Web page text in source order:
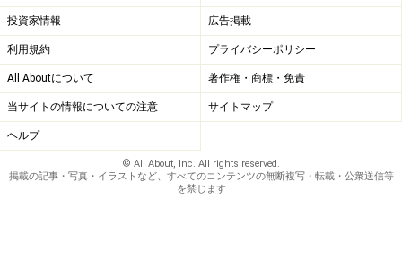
投資家情報 広告掲載
利用規約 プライバシーポリシー
All Aboutについて 著作権・商標・免責
当サイトの情報についての注意 サイトマップ
ヘルプ
© All About, Inc. All rights reserved.
掲載の記事・写真・イラストなど、すべてのコンテンツの無断複写・転載・公衆送信等
を禁じます